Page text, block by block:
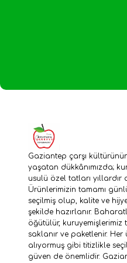
Gaziantep çarşı
yaşatan dükkânımızda;
usulü özel tatları yıllardır
Ürünlerimizin tamamı
seçilmiş olup, kalite ve
şekilde hazırlanır.
öğütülür,
saklanır ve paketlenir. Her
alıyormuş gibi titizlikle
güven de önemlidir.